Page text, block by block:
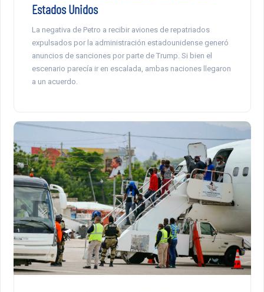
Estados Unidos
La negativa de Petro a recibir aviones de repatriados
expulsados por la administración estadounidense generó
anuncios de sanciones por parte de Trump. Si bien el
escenario parecía ir en escalada, ambas naciones llegaron
a un acuerdo.